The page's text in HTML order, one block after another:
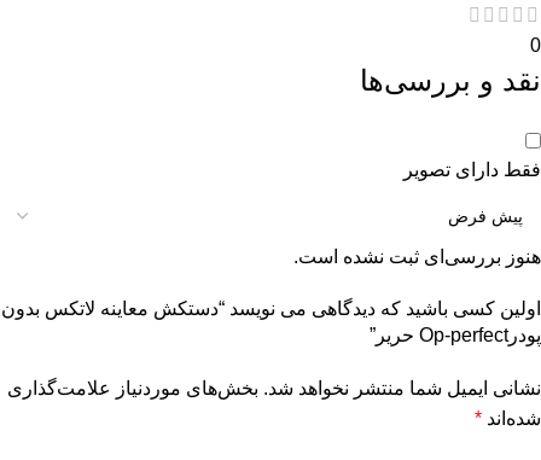
0
نقد و بررسی‌ها
فقط دارای تصویر
هنوز بررسی‌ای ثبت نشده است.
اولین کسی باشید که دیدگاهی می نویسد “دستکش معاینه لاتکس بدون
پودرOp-perfect حریر”
نشانی ایمیل شما منتشر نخواهد شد. بخش‌های موردنیاز علامت‌گذاری
شده‌اند *